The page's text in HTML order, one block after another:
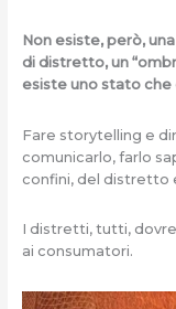
Non esiste, però,
di distretto, un
esiste uno stato
Fare storytelling e
comunicarlo, farlo
confini, del distretto
I distretti, tutti,
ai consumatori.